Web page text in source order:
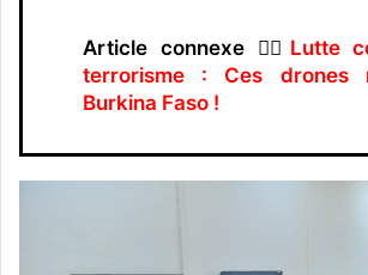
Article connexe 👉🏿 Lutte
terrorisme : Ces drones
Burkina Faso !